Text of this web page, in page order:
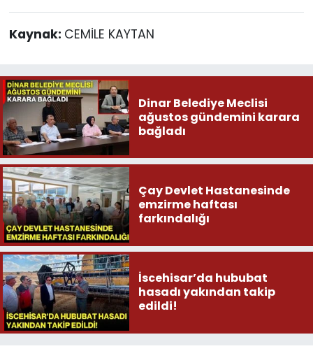
Kaynak: CEMİLE KAYTAN
Dinar Belediye Meclisi
ağustos gündemini karara
bağladı
Çay Devlet Hastanesinde
emzirme haftası
farkındalığı
İscehisar’da hububat
hasadı yakından takip
edildi!